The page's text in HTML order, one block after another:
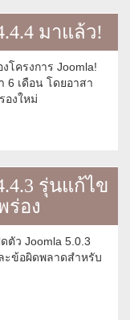
มาแล้ว!
โครงการ Joomla!
6 เดือน โดยอาสา
องใหม่
รุ่นแก้ไข
ร่อง
ตัว Joomla 5.0.3
ะข้อผิดพลาดสำหรับ